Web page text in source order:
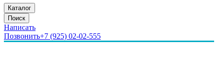
Каталог
Поиск
Написать
Позвонить+7 (925) 02-02-555